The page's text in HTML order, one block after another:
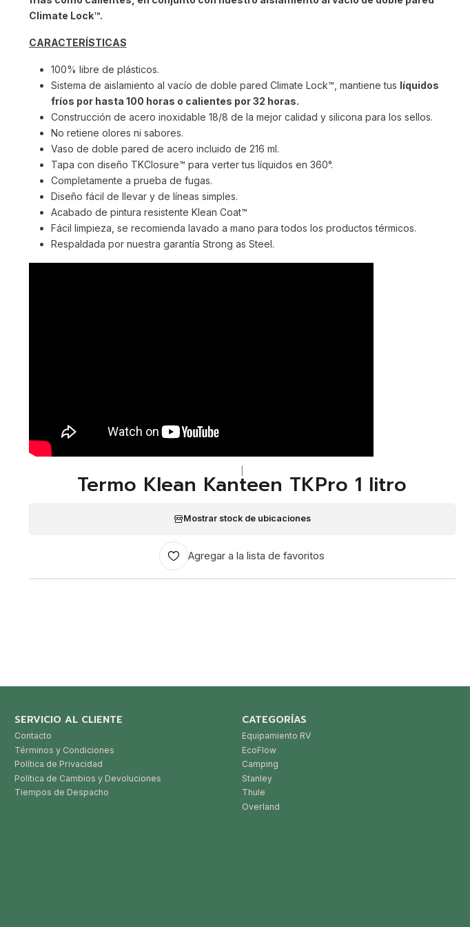
Climate Lock™.
CARACTERÍSTICAS
100% libre de plásticos.
Sistema de aislamiento al vacío de doble pared Climate Lock™, mantiene tus líquidos
fríos por hasta 100 horas o calientes por 32 horas.
Construcción de acero inoxidable 18/8 de la mejor calidad y silicona para los sellos.
No retiene olores ni sabores.
Vaso de doble pared de acero incluido de 216 ml.
Tapa con diseño TKClosure™ para verter tus líquidos en 360°.
Completamente a prueba de fugas.
Diseño fácil de llevar y de líneas simples.
Acabado de pintura resistente Klean Coat™
Fácil limpieza, se recomienda lavado a mano para todos los productos térmicos.
Respaldada por nuestra garantía Strong as Steel.
Termo Klean Kanteen TKPro 1 litro
Mostrar stock de ubicaciones
Agregar a la lista de favoritos
SERVICIO AL CLIENTE
Contacto
Términos y Condiciones
Política de Privacidad
Política de Cambios y Devoluciones
Tiempos de Despacho
CATEGORÍAS
Equipamiento RV
EcoFlow
Camping
Stanley
Thule
Overland